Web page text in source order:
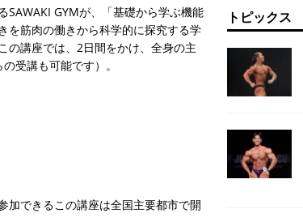
SAWAKI GYMが、「基礎から学ぶ機能
を筋肉の働きから科学的に探究する学
の講座では、2日間をかけ、全身の主
受講も可能です）。
加できるこの講座は全国主要都市で開
トピックス